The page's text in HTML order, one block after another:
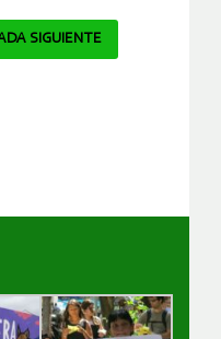
SIGUIENTE